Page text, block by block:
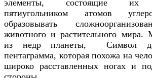
элементы, состоящие их
пятиугольником атомов
образовывать
животного и растительного мира.
из недр планеты, Символ
пентаграмма, которая похожа на
широко расставленных ногах и